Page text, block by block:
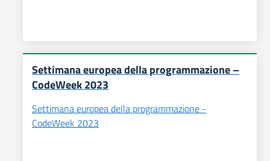
Settimana europea della programmazione –
CodeWeek 2023
Settimana europea della programmazione -
CodeWeek 2023